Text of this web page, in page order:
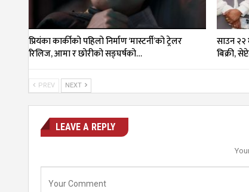
प्रियंका कार्कीको पहिलो निर्माण ‘मास्टर्नी’को ट्रेलर
रिलिज, आमा र छोरीको सङ्घर्षको…
साउन २२
बिक्री,
PREV NEXT
LEAVE A REPLY